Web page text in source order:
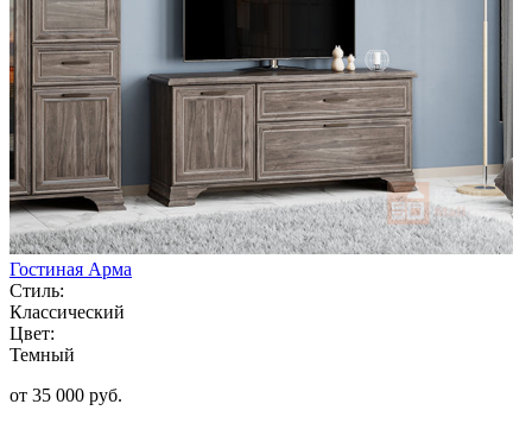
Гостиная Арма
Стиль:
Классический
Цвет:
Темный
от 35 000 руб.